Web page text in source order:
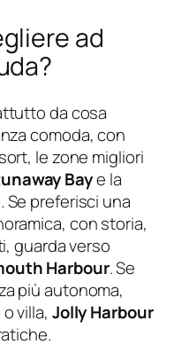
ad
da cosa
comoda, con
le zone migliori
Baye la
preferisci una
con storia,
guarda verso
Harbour. Se
più autonoma,
villa, Jolly Harbour